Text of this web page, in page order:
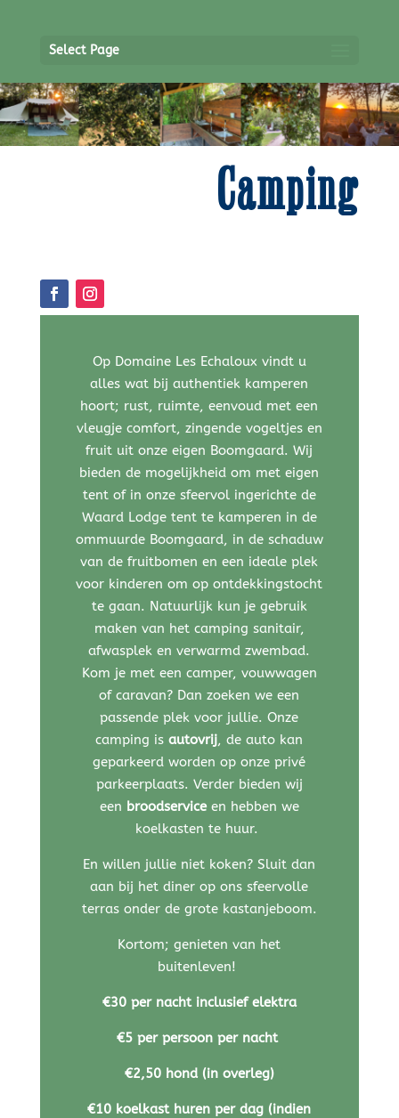
Select Page
Camping
Op Domaine Les Echaloux vindt u
alles wat bij authentiek kamperen
hoort; rust, ruimte, eenvoud met een
vleugje comfort, zingende vogeltjes en
fruit uit onze eigen Boomgaard.Wij
bieden de mogelijkheid om met eigen
tent of in onze sfeervol ingerichte de
Waard Lodge tent te kamperen in de
ommuurde Boomgaard, in de schaduw
van de fruitbomen en een ideale plek
voor kinderen om op ontdekkingstocht
te gaan. Natuurlijk kun je gebruik
maken van het camping sanitair,
afwasplek en verwarmd zwembad.
Kom je met een camper, vouwwagen
of caravan? Dan zoeken we een
passende plek voor jullie.Onze
camping isautovrij, de auto kan
geparkeerd worden op onze privé
parkeerplaats. Verder bieden wij
een broodservice en hebben we
koelkasten te huur.
En willen jullie niet koken? Sluit dan
aan bij het diner op ons sfeervolle
terras onder de grote kastanjeboom.
Kortom; genieten van het
buitenleven!
€30 per nacht inclusief elektra
€5 per persoon per nacht
€2,50 hond (in overleg)
€10 koelkast huren per dag (indien